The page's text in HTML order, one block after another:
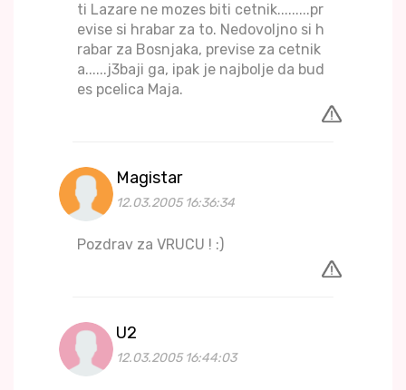
ti Lazare ne mozes biti cetnik.........pr
evise si hrabar za to. Nedovoljno si h
rabar za Bosnjaka, previse za cetnik
a......j3baji ga, ipak je najbolje da bud
es pcelica Maja.
Magistar
12.03.2005 16:36:34
Pozdrav za VRUCU ! :)
U2
12.03.2005 16:44:03